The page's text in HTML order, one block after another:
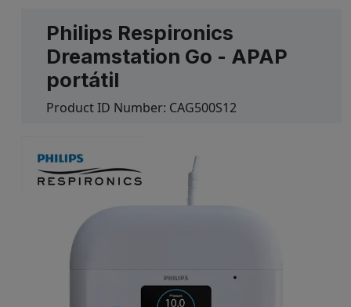
Philips Respironics
Dreamstation Go - APAP
portátil
Product ID Number: CAG500S12